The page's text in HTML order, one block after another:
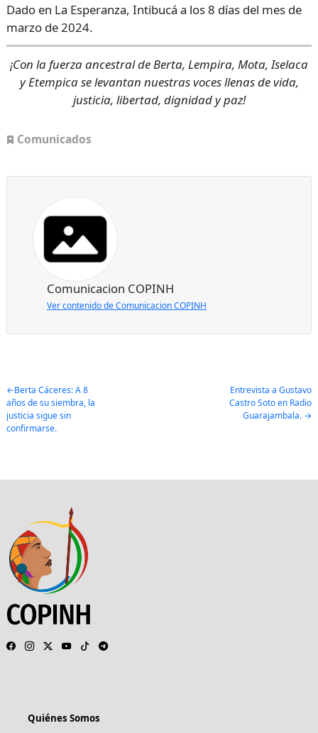
Dado en La Esperanza, Intibucá a los 8 días del mes de
marzo de 2024.
¡Con la fuerza ancestral de Berta, Lempira, Mota, Iselaca
y Etempica se levantan nuestras voces llenas de vida,
justicia, libertad, dignidad y paz!
Comunicados
Comunicacion COPINH
Ver contenido de Comunicacion COPINH
Post
navigation
Berta Cáceres: A 8
años de su siembra, la
justicia sigue sin
confirmarse.
Entrevista a Gustavo
Castro Soto en Radio
Guarajambala.
Quiénes Somos